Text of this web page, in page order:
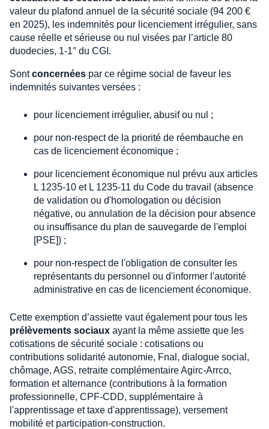
valeur du plafond annuel de la sécurité sociale (94 200 €
en 2025), les indemnités pour licenciement irrégulier, sans
cause réelle et sérieuse ou nul visées par l’article 80
duodecies, 1-1° du CGI.
Sontconcernées par ce régime social de faveur les
indemnités suivantes versées :
pour licenciement irrégulier, abusif ou nul ;
pour non-respect de la priorité de réembauche en
cas de licenciement économique ;
pour licenciement économique nul prévu aux articles
L 1235-10 et L 1235-11 du Code du travail (absence
de validation ou d'homologation ou décision
négative, ou annulation de la décision pour absence
ou insuffisance du plan de sauvegarde de l'emploi
[PSE]) ;
pour non-respect de l'obligation de consulter les
représentants du personnel ou d'informer l'autorité
administrative en cas de licenciement économique.
Cette exemption d’assiette vaut également pour tous les
prélèvements sociaux ayant la même assiette que les
cotisations de sécurité sociale : cotisations ou
contributions solidarité autonomie, Fnal, dialogue social,
chômage, AGS, retraite complémentaire Agirc-Arrco,
formation et alternance (contributions à la formation
professionnelle, CPF-CDD, supplémentaire à
l'apprentissage et taxe d'apprentissage), versement
mobilité et participation-construction.